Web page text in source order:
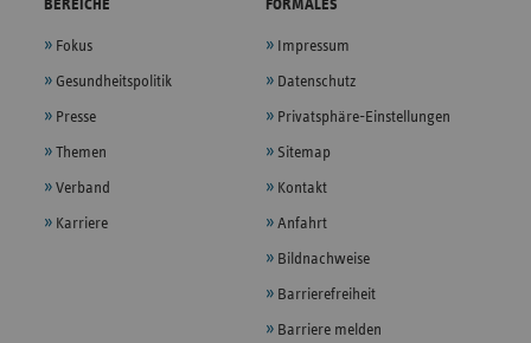
BEREICHE
Fokus
Gesundheitspolitik
Presse
Themen
Verband
Karriere
FORMALES
Impressum
Datenschutz
Privatsphäre-Einstellungen
Sitemap
Kontakt
Anfahrt
Bildnachweise
Barrierefreiheit
Barriere melden